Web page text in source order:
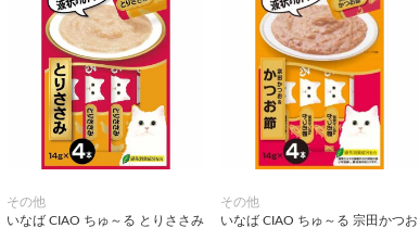
その他
いなば CIAO ちゅ～る とりささみ
その他
いなば CIAO ちゅ～る 宗田かつお